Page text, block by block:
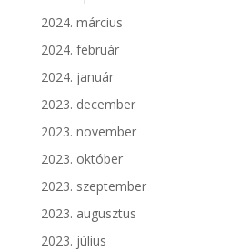
2024. március
2024. február
2024. január
2023. december
2023. november
2023. október
2023. szeptember
2023. augusztus
2023. július